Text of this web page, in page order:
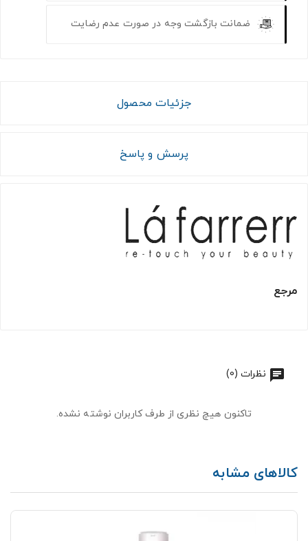
ضمانت بازگشت وجه در صورت عدم رضایت
جزئیات محصول
پرسش و پاسخ
مرجع
نظرات (0)
تاکنون هیچ نظری از طرف کاربران نوشته نشده.
کالاهای مشابه